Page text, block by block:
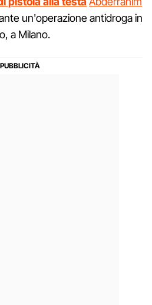
un'operazione antidroga in
a Milano.